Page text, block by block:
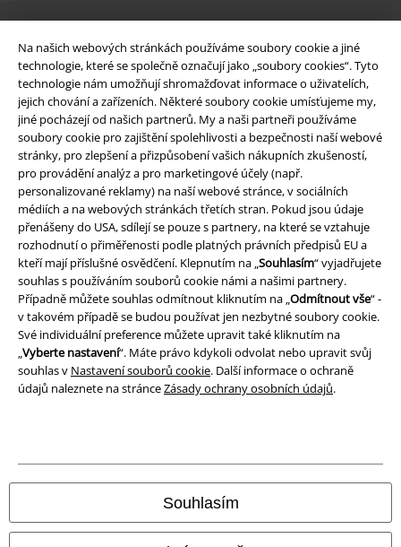
Na našich webových stránkách používáme soubory cookie a jiné
technologie, které se společně označují jako „soubory cookies“. Tyto
technologie nám umožňují shromažďovat informace o uživatelích,
jejich chování a zařízeních. Některé soubory cookie umísťujeme my,
jiné pocházejí od našich partnerů. My a naši partneři používáme
soubory cookie pro zajištění spolehlivosti a bezpečnosti naší webové
stránky, pro zlepšení a přizpůsobení vašich nákupních zkušeností,
pro provádění analýz a pro marketingové účely (např.
personalizované reklamy) na naší webové stránce, v sociálních
médiích a na webových stránkách třetích stran. Pokud jsou údaje
přenášeny do USA, sdílejí se pouze s partnery, na které se vztahuje
rozhodnutí o přiměřenosti podle platných právních předpisů EU a
kteří mají příslušné osvědčení. Klepnutím na „Souhlasím“ vyjadřujete
souhlas s používáním souborů cookie námi a našimi partnery.
Případně můžete souhlas odmítnout kliknutím na „Odmítnout vše“ -
v takovém případě se budou používat jen nezbytné soubory cookie.
Své individuální preference můžete upravit také kliknutím na
„Vyberte nastavení“. Máte právo kdykoli odvolat nebo upravit svůj
souhlas v Nastavení souborů cookie. Další informace o ochraně
údajů naleznete na stránceZásady ochrany osobních údajů.
Souhlasím
Právní informace
Podmínky
Prohlášení
Ochrana osobních údajů
Likvidace odpadu a ochrana životního prostředí
Prohlášení o shodě
Informace o přístupnosti
Nastavení souborů cookie
Odstoupení od smlouvy
Naše online obchody